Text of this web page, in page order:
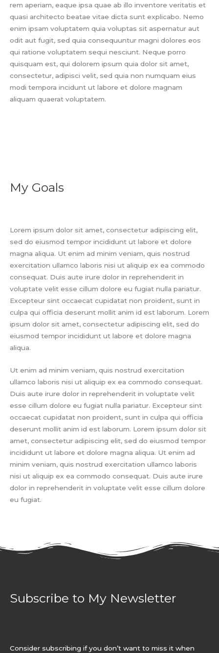
rem aperiam, eaque ipsa quae ab illo inventore veritatis et
quasi architecto beatae vitae dicta sunt explicabo. Nemo
enim ipsam voluptatem quia voluptas sit aspernatur aut
odit aut fugit, sed quia consequuntur magni dolores eos
qui ratione voluptatem sequi nesciunt. Neque porro
quisquam est, qui dolorem ipsum quia dolor sit amet,
consectetur, adipisci velit, sed quia non numquam eius
modi tempora incidunt ut labore et dolore magnam
aliquam quaerat voluptatem.
My Goals
Lorem ipsum dolor sit amet, consectetur adipiscing elit,
sed do eiusmod tempor incididunt ut labore et dolore
magna aliqua. Ut enim ad minim veniam, quis nostrud
exercitation ullamco laboris nisi ut aliquip ex ea commodo
consequat. Duis aute irure dolor in reprehenderit in
voluptate velit esse cillum dolore eu fugiat nulla pariatur.
Excepteur sint occaecat cupidatat non proident, sunt in
culpa qui officia deserunt mollit anim id est laborum. Lorem
ipsum dolor sit amet, consectetur adipiscing elit, sed do
eiusmod tempor incididunt ut labore et dolore magna
aliqua.
Ut enim ad minim veniam, quis nostrud exercitation
ullamco laboris nisi ut aliquip ex ea commodo consequat.
Duis aute irure dolor in reprehenderit in voluptate velit
esse cillum dolore eu fugiat nulla pariatur. Excepteur sint
occaecat cupidatat non proident, sunt in culpa qui officia
deserunt mollit anim id est laborum. Lorem ipsum dolor sit
amet, consectetur adipiscing elit, sed do eiusmod tempor
incididunt ut labore et dolore magna aliqua. Ut enim ad
minim veniam, quis nostrud exercitation ullamco laboris
nisi ut aliquip ex ea commodo consequat. Duis aute irure
dolor in reprehenderit in voluptate velit esse cillum dolore
eu fugiat.
Subscribe to My Newsletter
Consider subscribing if you don’t want to miss it when